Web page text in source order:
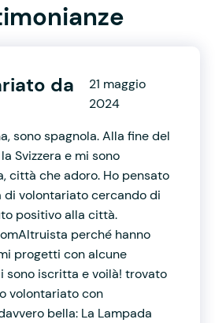
da
21 maggio
2024
sono spagnola. Alla fine del
Svizzera e mi sono
città che adoro. Ho pensato
volontariato cercando di
positivo alla città.
perché hanno
progetti con alcune
sono iscritta e voilà! trovato
volontariato con
bella: La Lampada